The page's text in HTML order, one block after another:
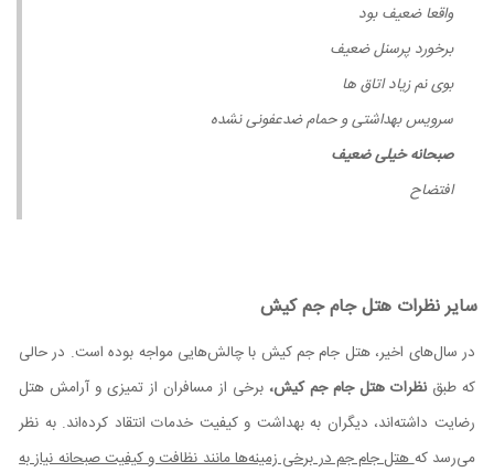
واقعا ضعیف بود
برخورد پرسنل ضعیف
بوی نم زیاد اتاق ها
سرویس بهداشتی و حمام ضدعفونی نشده
صبحانه خیلی ضعیف
افتضاح
سایر نظرات هتل جام جم کیش
در سال‌های اخیر، هتل جام جم کیش با چالش‌هایی مواجه بوده است. در حالی
که طبقنظرات هتل جام جم کیش، برخی از مسافران از تمیزی و آرامش هتل
رضایت داشته‌اند، دیگران به بهداشت و کیفیت خدمات انتقاد کرده‌اند. به نظر
می‌رسد کههتل جام جم در برخی زمینه‌ها مانند نظافت و کیفیت صبحانه نیاز به